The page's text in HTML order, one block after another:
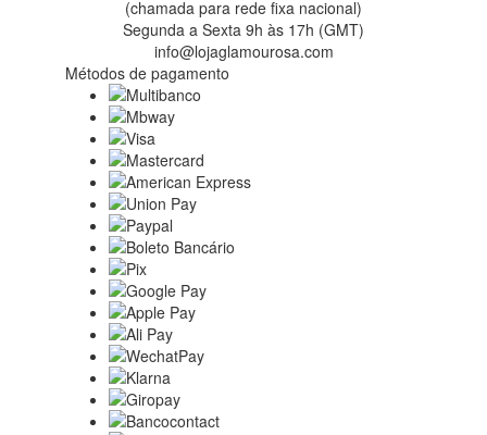
(chamada para rede fixa nacional)
Segunda a Sexta 9h às 17h (GMT)
info@lojaglamourosa.com
Métodos de pagamento